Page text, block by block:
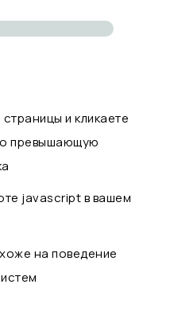
и кликаете
превышающую
javascript в вашем
на поведение